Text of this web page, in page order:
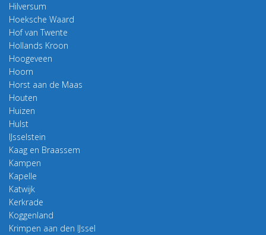
Hilversum
Hoeksche Waard
Hof van Twente
Hollands Kroon
Hoogeveen
Hoorn
Horst aan de Maas
Houten
Huizen
Hulst
IJsselstein
Kaag en Braassem
Kampen
Kapelle
Katwijk
Kerkrade
Koggenland
Krimpen aan den IJssel